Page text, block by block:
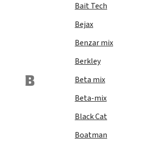
B
Bait Tech
Bejax
Benzar mix
Berkley
Beta mix
Beta-mix
Black Cat
Boatman